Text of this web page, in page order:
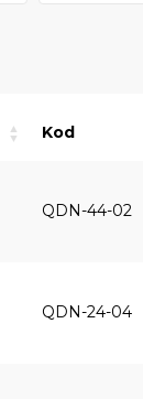
Kod
QDN-44-02
QDN-24-04